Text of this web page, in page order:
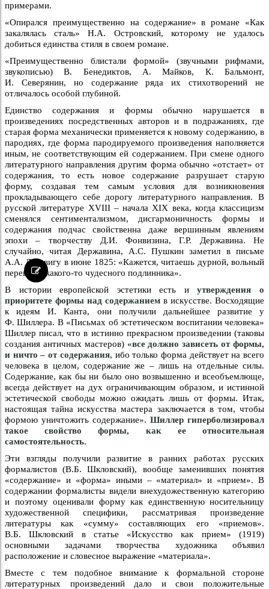
примерами.
«Опирался преимущественно на содержание» в романе «Как
закалялась сталь» Н.А. Островский, которому не удалось
добиться единства стиля в своем романе.
«Преимущественно блистали формой» (звучными рифмами,
звукописью) В. Бенедиктов, А. Майков, К. Бальмонт,
И. Северянин, но содержание ряда их стихотворений не
отличалось особой глубиной.
Единство содержания и формы обычно нарушается в
произведениях посредственных авторов и в подражаниях, где
старая форма механически применяется к новому содержанию, в
пародиях, где форма пародируемого произведения наполняется
иным, не соответствующим ей содержанием. При смене одного
литературного направления другим форма обычно «отстает» от
содержания, то есть новое содержание разрушает старую
форму, создавая тем самым условия для возникновения
прокладывающего себе дорогу литературного направления. В
русской литературе XVIII – начала XIX века, когда классицизм
сменялся сентиментализмом, дисгармоничность формы и
содержания подчас свойственна даже вершинным явлениям
эпохи – творчеству Д.И. Фонвизина, Г.Р. Державина. Не
случайно, читая Державина, А.С. Пушкин заметил в письме
А.А. Дельвигу в июне 1825: «Кажется, читаешь дурной, вольный
перевод с какого-то чудесного подлинника».
В истории европейской эстетики есть иутверждения о
приоритете формы над содержанием в искусстве. Восходящие
к идеям И. Канта, они получили дальнейшее развитие у
Ф. Шиллера. В «Письмах об эстетическом воспитании человека»
Шиллер писал, что в истинно прекрасном произведении (таковы
создания античных мастеров) «все должно зависеть от формы,
и ничто – от содержания, ибо только форма действует на всего
человека в целом, содержание же – лишь на отдельные силы.
Содержание, как бы ни было оно возвышенно и всеобъемлюще,
всегда действует на дух ограничивающим образом, и истинной
эстетической свободы можно ожидать лишь от формы. Итак,
настоящая тайна искусства мастера заключается в том, чтобы
формою уничтожить содержание». Шиллер гиперболизировал
такое свойство формы, как ее относительная
самостоятельность.
Эти взгляды получили развитие в ранних работах русских
формалистов (В.Б. Шкловский), вообще заменивших понятия
«содержание» и «форма» иными – «материал» и «прием». В
содержании формалисты видели внехудожественную категорию
и поэтому оценивали форму как единственную носительницу
художественной специфики, рассматривая произведение
литературы как «сумму» составляющих его «приемов».
В.Б. Шкловский в статье «Искусство как прием» (1919)
основными задачами творчества художника объявил
расположение и словесное выражение «материала».
Вместе с тем подобное внимание к формальной стороне
литературных произведений дало и свои положительные